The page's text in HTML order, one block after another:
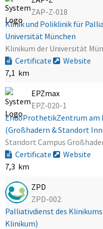
ZAP-Z-018
Klinik und Poliklinik für
Universität München
Klinikum der Universität
Certificate
Website
7,1 km
EPZmax
EPZ-020-1
EndoProthetikZentrum am
(Großhadern & Standort
Standort Campus
Certificate
Website
7,3 km
ZPD
ZPD-002
Palliativdienst des
Klinikum)